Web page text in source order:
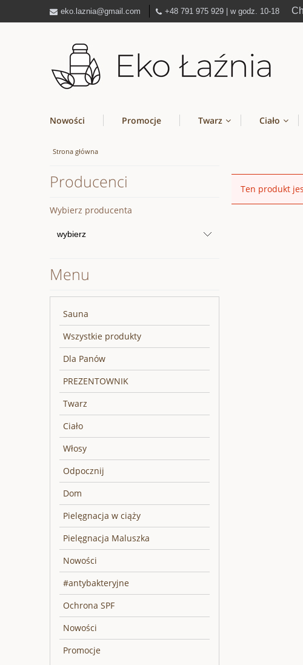
eko.laznia@gmail.com +48 791 975 929 | w godz. 10-18
Nowości Promocje Twarz Ciało
Strona główna
Producenci
Wybierz producenta
Menu
Sauna
Wszystkie produkty
Dla Panów
PREZENTOWNIK
Twarz
Ciało
Włosy
Odpocznij
Dom
Pielęgnacja w ciąży
Pielęgnacja Maluszka
Nowości
#antybakteryjne
Ochrona SPF
Nowości
Promocje
Ten produkt